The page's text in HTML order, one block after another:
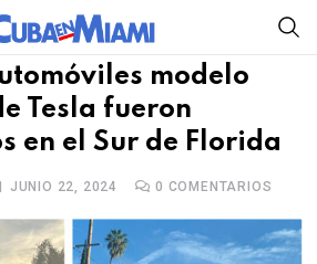
modelo
Tesla fueron
en el Sur de Florida
JUNIO 22, 2024 0 COMENTARIOS